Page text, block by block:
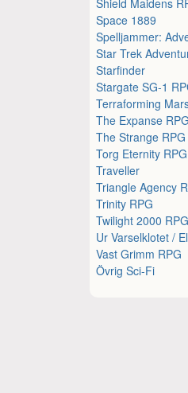
Space 1889
Spelljammer:
Star Trek
Starfinder
Stargate SG-1
Terraforming
The Expanse RPG
The Strange RPG
Torg Eternity RPG
Traveller
Triangle Agency
Trinity RPG
Twilight 2000 RPG
Ur Varselklotet /
Vast Grimm RPG
Övrig Sci-Fi